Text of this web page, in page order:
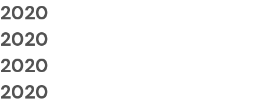
2020
2020
2020
2020